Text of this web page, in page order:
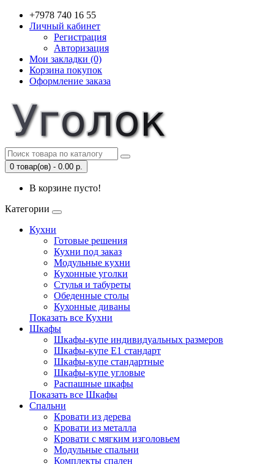
+7978 740 16 55
Личный кабинет
Регистрация
Авторизация
Мои закладки (0)
Корзина покупок
Оформление заказа
0 товар(ов) - 0.00 р.
В корзине пусто!
Категории
Кухни
Готовые решения
Кухни под заказ
Модульные кухни
Кухонные уголки
Стулья и табуреты
Обеденные столы
Кухонные диваны
Показать все Кухни
Шкафы
Шкафы-купе индивидуальных размеров
Шкафы-купе Е1 стандарт
Шкафы-купе стандартные
Шкафы-купе угловые
Распашные шкафы
Показать все Шкафы
Спальни
Кровати из дерева
Кровати из металла
Кровати с мягким изголовьем
Модульные спальни
Комплекты спален